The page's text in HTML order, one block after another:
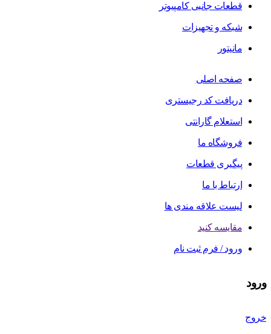
قطعات جانبی کامپیوتر
شبکه و تجهیزات
مانیتور
صفحه اصلی
دریافت کد رجیستری
استعلام گارانتی
فروشگاه ما
پیگیری قطعات
ارتباط با ما
لیست علاقه مندی ها
مقایسه کنید
ورود / فرم ثبت نام
ورود
خروج